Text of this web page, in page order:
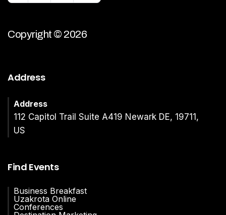
Copyright © 2026
Address
Address
112 Capitol Trail Suite A419 Newark DE, 19711,
US
Find Events
Business Breakfast
Uzakrota Online
Conferences